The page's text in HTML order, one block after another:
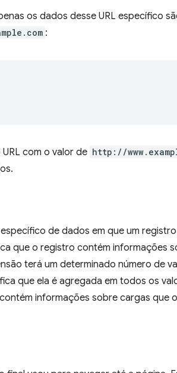
os dados desse URL específico
:
com o valor de http://
de dados em que um
que o registro contém informações
terá um determinado número de
que ela é agregada em todos os
informações sobre cargas que